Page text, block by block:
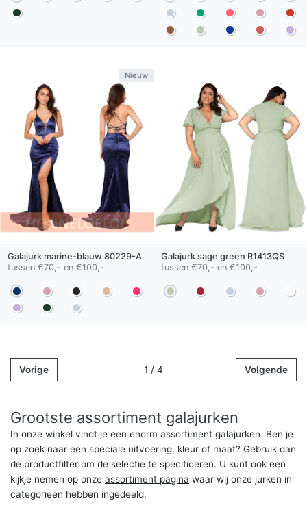
Nieuw
Galajurk marine-blauw 80229-A
tussen €70,- en €100,-
Galajurk sage green R1413QS
tussen €70,- en €100,-
Vorige 1 / 4 Volgende
Grootste assortiment galajurken
In onze winkel vindt je een enorm assortiment galajurken. Ben je
op zoek naar een speciale uitvoering, kleur of maat? Gebruik dan
de productfilter om de selectie te specificeren. U kunt ook een
kijkje nemen op onze assortiment pagina waar wij onze jurken in
categorieen hebben ingedeeld.